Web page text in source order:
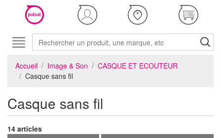
Accueil Image & Son
CASQUE ET ECOUTEUR
Casque sans fil
Casque sans fil
14 articles